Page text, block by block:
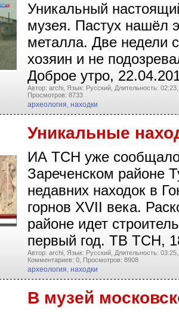
Уникальный
музея. Пастух нашёл
металла. Две недели
хозяин и не
Доброе утро,
Автор: archi, Язык: Русский, Длительность: 02:23,
Просмотров: 8733
археология, находки
Уникальные
ИА ТСН уже сообщало,
Зареченском районе
недавних находок в
горнов XVII века.
районе идет
первый год. ТВ ТСН,
Автор: archi, Язык: Русский, Длительность: 03:25,
Комментариев: 0, Просмотров: 8908
археология, находки
В музей